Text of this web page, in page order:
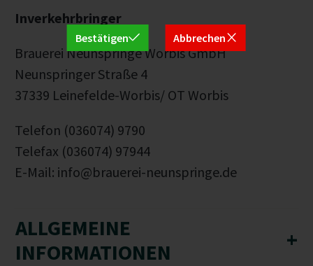
Inverkehrbringer
Brauerei Neunspringe Worbis GmbH
Neunspringer Straße 4
37339 Leinefelde-Worbis/ OT Worbis
Telefon (036074) 9790
Telefax (036074) 97944
E-Mail: info@brauerei-neunspringe.de
ALLGEMEINE
INFORMATIONEN
+
Bestätigen Abbrechen